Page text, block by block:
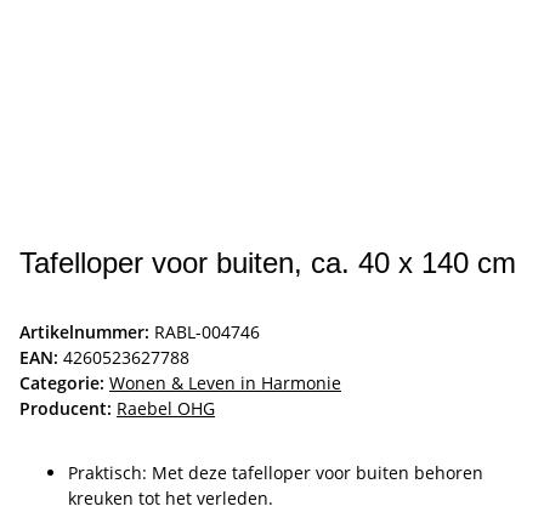
Tafelloper voor buiten, ca. 40 x 140 cm
Artikelnummer: RABL-004746
EAN: 4260523627788
Categorie: Wonen & Leven in Harmonie
Producent: Raebel OHG
Praktisch: Met deze tafelloper voor buiten behoren
kreuken tot het verleden.